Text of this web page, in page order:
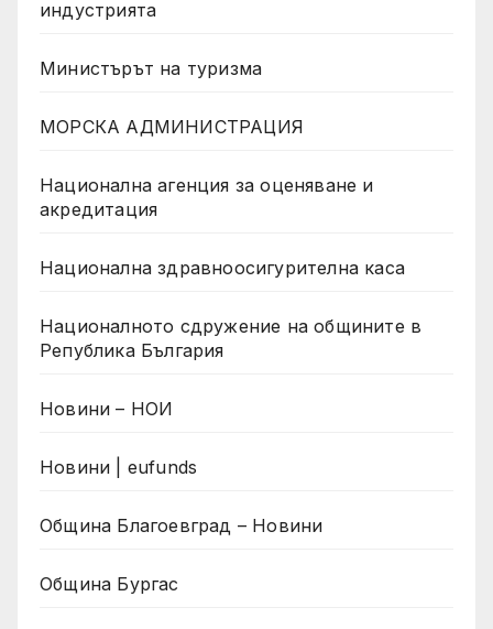
индустрията
Министърът на туризма
МОРСКА АДМИНИСТРАЦИЯ
Национална агенция за оценяване и
акредитация
Национална здравноосигурителна каса
Националното сдружение на общините в
Република България
Новини – НОИ
Новини | eufunds
Община Благоевград – Новини
Община Бургас